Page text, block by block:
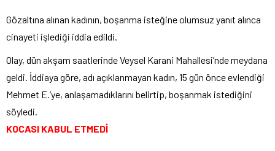
Gözaltına alınan kadının, boşanma isteğine olumsuz yanıt alınca
cinayeti işlediği iddia edildi.
Olay, dün akşam saatlerinde Veysel Karani Mahallesi’nde meydana
geldi. İddiaya göre, adı açıklanmayan kadın, 15 gün önce evlendiği
Mehmet E.’ye, anlaşamadıklarını belirtip, boşanmak istediğini
söyledi.
KOCASI KABUL ETMEDİ